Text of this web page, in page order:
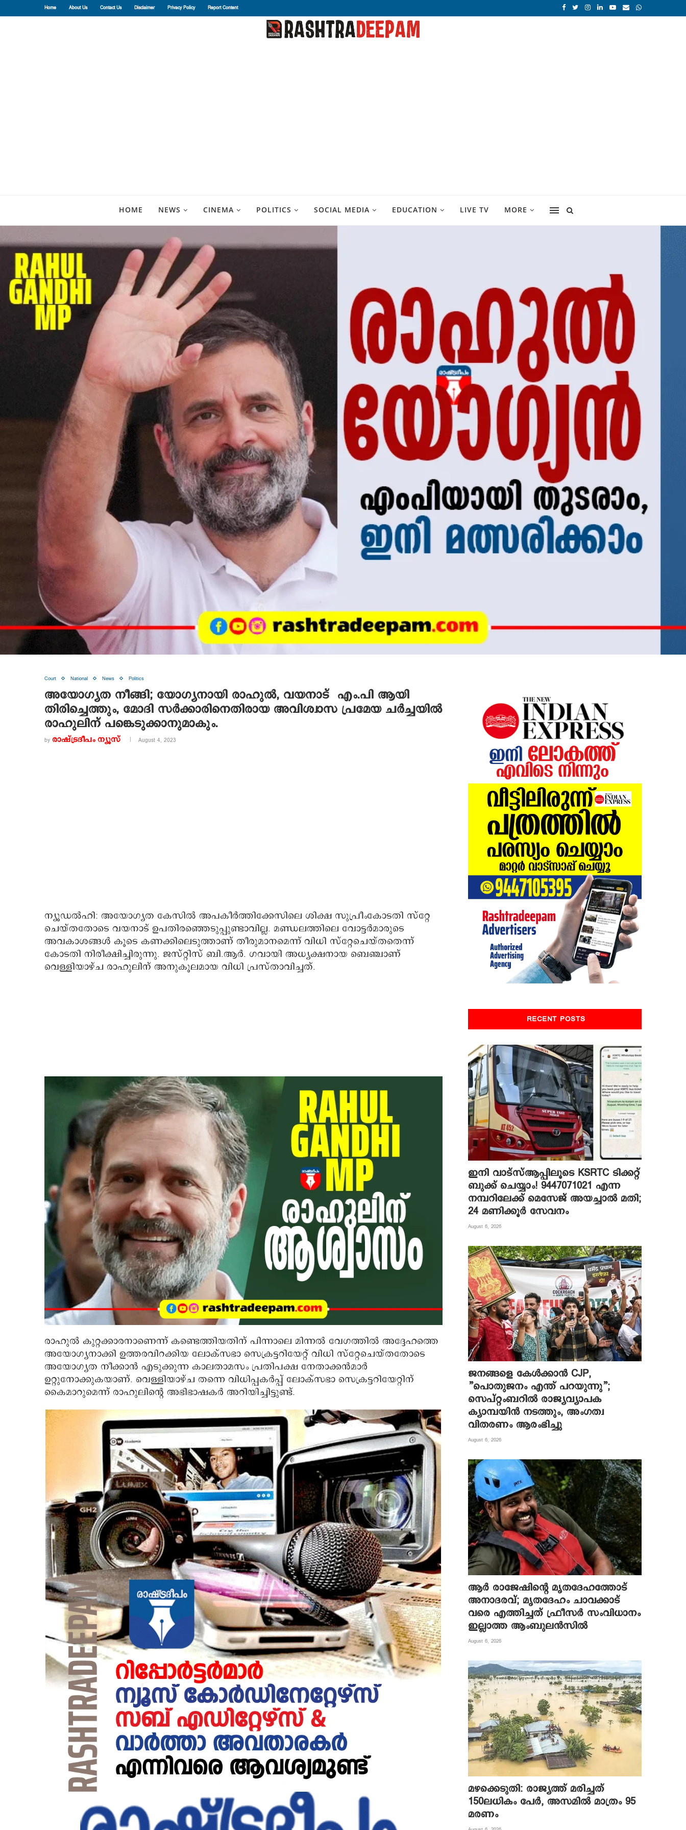
Home About Us Contact Us Disclaimer Privacy Policy Report Content
HOME NEWS CINEMA POLITICS SOCIAL MEDIA EDUCATION LIVE TV MORE
Court National News Politics
അയോഗ്യത നീങ്ങി; യോഗ്യനായി രാഹുല്‍, വയനാട് എം.പി ആയി
തിരിച്ചെത്തും, മോദി സര്‍ക്കാരിനെതിരായ അവിശ്വാസ പ്രമേയ ചര്‍ച്ചയില്‍
രാഹുലിന് പങ്കെടുക്കാനുമാകും.
by രാഷ്ട്രദീപം ന്യൂസ്‌ August 4, 2023
ന്യൂഡല്‍ഹി: അയോഗ്യത കേസില്‍ അപകീര്‍ത്തിക്കേസിലെ ശിക്ഷ സുപ്രീംകോടതി സ്റ്റേ
ചെയ്തതോടെ വയനാട് ഉപതിരഞ്ഞെടുപ്പുണ്ടാവില്ല. മണ്ഡലത്തിലെ വോട്ടര്‍മാരുടെ
അവകാശങ്ങള്‍ കൂടെ കണക്കിലെടുത്താണ് തീരുമാനമെന്ന് വിധി സ്റ്റേചെയ്തതെന്ന്
കോടതി നിരീക്ഷിച്ചിരുന്നു. ജസ്റ്റിസ് ബി.ആര്‍. ഗവായി അധ്യക്ഷനായ ബെഞ്ചാണ്
വെള്ളിയാഴ്ച രാഹുലിന് അനുകൂലമായ വിധി പ്രസ്താവിച്ചത്.
രാഹുല്‍ കുറ്റക്കാരനാണെന്ന് കണ്ടെത്തിയതിന് പിന്നാലെ മിന്നല്‍ വേഗത്തില്‍ അദ്ദേഹത്തെ
അയോഗ്യനാക്കി ഉത്തരവിറക്കിയ ലോക്സഭാ സെക്രട്ടറിയേറ്റ് വിധി സ്റ്റേചെയ്തതോടെ
അയോഗ്യത നീക്കാന്‍ എടുക്കുന്ന കാലതാമസം പ്രതിപക്ഷ നേതാക്കന്‍മാര്‍
ഉറ്റുനോക്കുകയാണ്. വെള്ളിയാഴ്ച തന്നെ വിധിപ്പകര്‍പ്പ് ലോക്സഭാ സെക്രട്ടറിയേറ്റിന്
കൈമാറുമെന്ന് രാഹുലിന്റെ അഭിഭാഷകര്‍ അറിയിച്ചിട്ടുണ്ട്.
RECENT POSTS
ഇനി വാട്‌സ്ആപ്പിലൂടെ KSRTC ടിക്കറ്റ്
ബുക്ക് ചെയ്യാം! 9447071021 എന്ന
നമ്പറിലേക്ക് മെസേജ് അയച്ചാൽ മതി;
24 മണിക്കൂർ സേവനം
August 6, 2026
ജനങ്ങളെ കേൾക്കാൻ CJP,
”പൊതുജനം എന്ത് പറയുന്നു”;
സെപ്റ്റംബറിൽ രാജ്യവ്യാപക
ക്യാമ്പയിൻ നടത്തും, അംഗത്വ
വിതരണം ആരംഭിച്ചു
August 6, 2026
ആര്‍ രാജേഷിന്റെ മൃതദേഹത്തോട്
അനാദരവ്; മൃതദേഹം ചാവക്കാട്
വരെ എത്തിച്ചത് ഫ്രീസര്‍ സംവിധാനം
ഇല്ലാത്ത ആംബുലന്‍സില്‍
August 6, 2026
മഴക്കെടുതി: രാജ്യത്ത് മരിച്ചത്
150ലധികം പേർ, അസമിൽ മാത്രം 95
മരണം